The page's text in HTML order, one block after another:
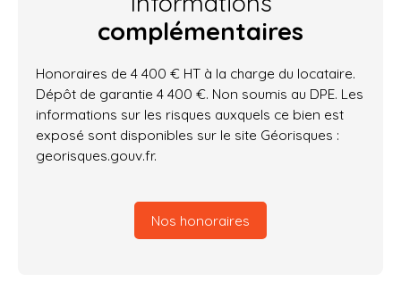
complémentaires
Honoraires de 4 400 € HT à la charge du locataire.
Dépôt de garantie 4 400 €. Non soumis au DPE. Les
informations sur les risques auxquels ce bien est
exposé sont disponibles sur le site Géorisques :
georisques.gouv.fr.
Nos honoraires